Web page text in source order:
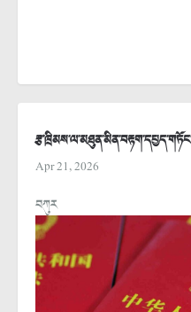
Apr 21, 2026
བཀུར